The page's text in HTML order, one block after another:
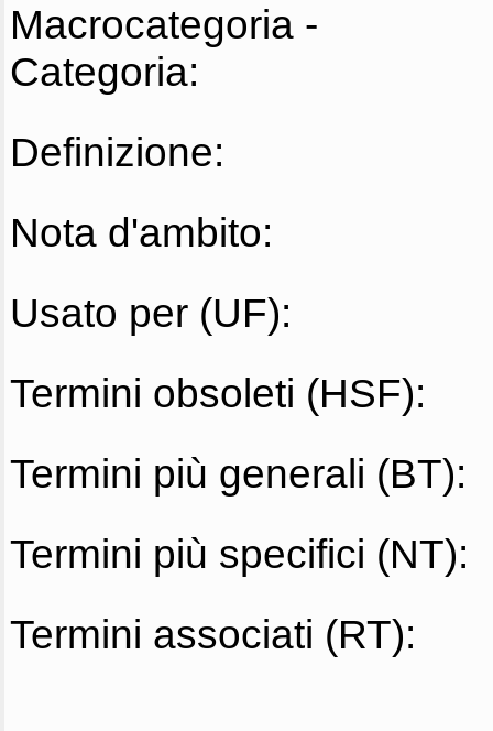
Macrocategoria -
Categoria:
Definizione:
Nota d'ambito:
Usato per (UF):
Termini obsoleti (HSF):
Termini più generali (BT):
Termini più specifici (NT):
Termini associati (RT):